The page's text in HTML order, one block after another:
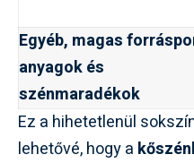
Egyéb, magas
anyagok és
szénmaradékok
Ez a hihetetlenül
lehetővé, hogy a